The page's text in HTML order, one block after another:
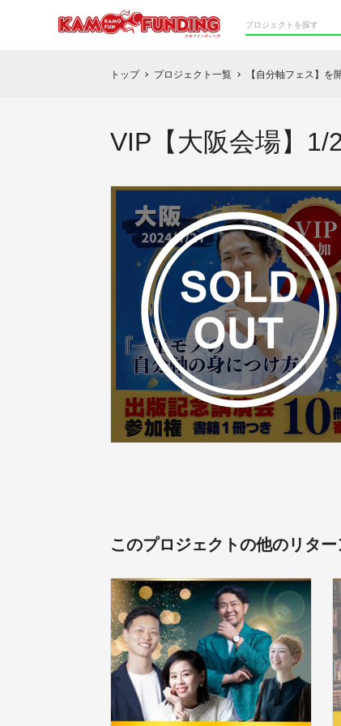
トップ chevron_right プロジェクト一覧 chevron_right 【自分軸フェス】を
VIP【大阪会場】
このプロジェクトの他のリター